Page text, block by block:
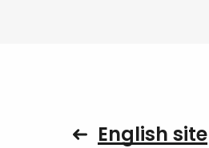
English site